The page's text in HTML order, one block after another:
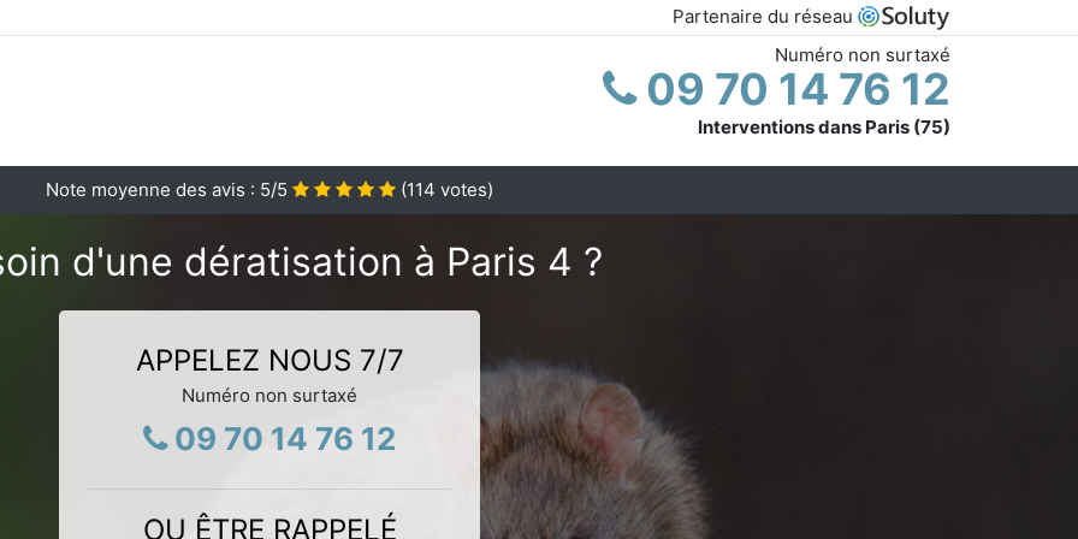
Partenaire du réseau
Numéro non surtaxé
09 70 14 76 12
Interventions dans Paris (75)
Note moyenne des avis : 5/5 (114 votes)
d'une dératisation à Paris 4 ?
APPELEZ NOUS 7/7
Numéro non surtaxé
09 70 14 76 12
OU ÊTRE RAPPELÉ